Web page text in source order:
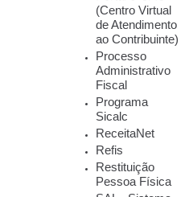
(Centro Virtual
de Atendimento
ao Contribuinte)
Processo
Administrativo
Fiscal
Programa
Sicalc
ReceitaNet
Refis
Restituição
Pessoa Física